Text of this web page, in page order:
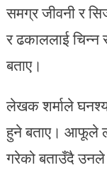
समग्र जीवनी र
र ढकाललाई
बताए।
लेखक शर्माले
हुने बताए। आफूले
गरेको बताउँदै